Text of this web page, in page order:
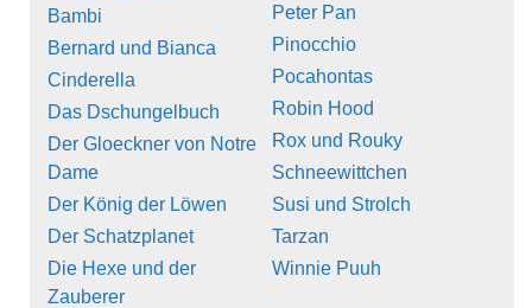
Bambi
Bernard und Bianca
Cinderella
Das Dschungelbuch
Der Gloeckner von Notre
Dame
Der König der Löwen
Der Schatzplanet
Die Hexe und der
Zauberer
Peter Pan
Pinocchio
Pocahontas
Robin Hood
Rox und Rouky
Schneewittchen
Susi und Strolch
Tarzan
Winnie Puuh